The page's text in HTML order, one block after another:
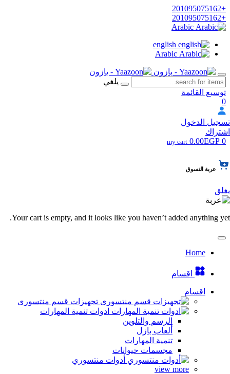
+201095075162
+201095075162
english
Arabic
يلغي
توسيع القائمة
0
تسجيل الدخول
اشتراك
0
my cart 0.00EGP
عربة التسوق
يغلق
Your cart is empty, and it looks like you haven’t added anything yet.
Home
اقسام
اقسام
تجهيزات قسم منتسورى
ادوات تنمية المهارات
الرسم والتلوين
ألعاب بازل
تنمية المهارات
مجسمات حيوانات
أدوات منتسوري
view more